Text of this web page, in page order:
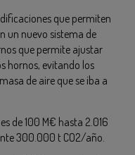
que permiten
un nuevo sistema de
que permite ajustar
hornos, evitando los
de aire que se iba a
de 100 M€ hasta 2.016
300.000 t CO2/año.